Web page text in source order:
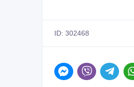
ID: 302468